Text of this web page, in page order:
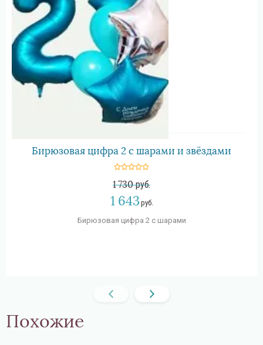
Бирюзовая цифра 2 с шарами и звёздами
1 643руб.
1 730руб.
Бирюзовая цифра 2 с шарами
Похожие